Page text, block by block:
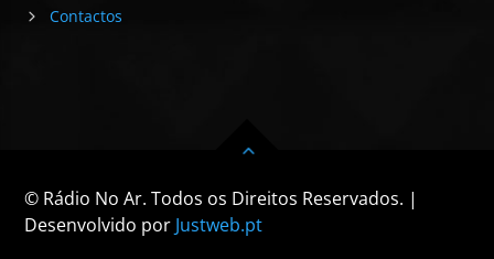
Contactos
© Rádio No Ar. Todos os Direitos Reservados. |
Desenvolvido por Justweb.pt